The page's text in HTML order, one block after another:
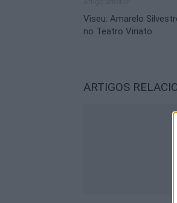
Viseu: Amarelo
no Teatro Viriato
ARTIGOS